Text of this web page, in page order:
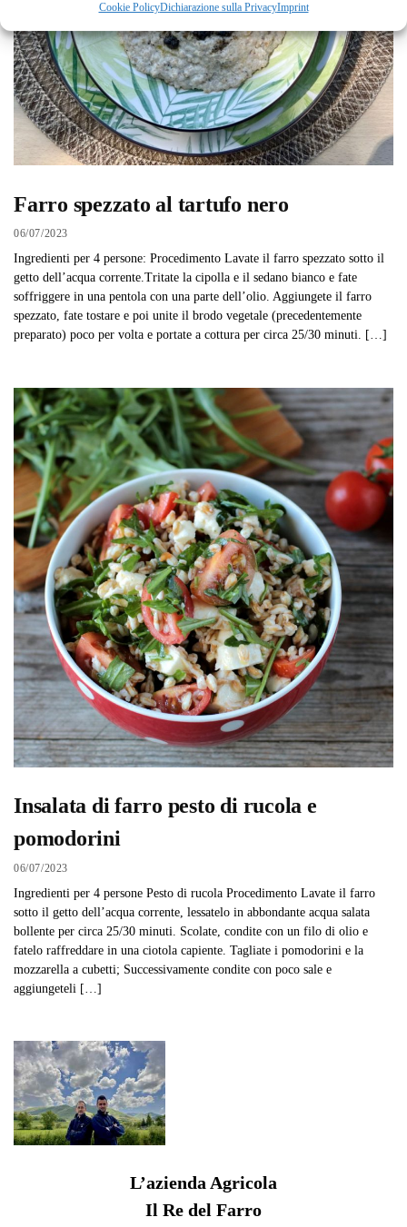
Cookie PolicyDichiarazione sulla PrivacyImprint
Farro spezzato al tartufo nero
06/07/2023
Ingredienti per 4 persone: Procedimento Lavate il farro spezzato sotto il
getto dell’acqua corrente.Tritate la cipolla e il sedano bianco e fate
soffriggere in una pentola con una parte dell’olio. Aggiungete il farro
spezzato, fate tostare e poi unite il brodo vegetale (precedentemente
preparato) poco per volta e portate a cottura per circa 25/30 minuti. […]
Insalata di farro pesto di rucola e
pomodorini
06/07/2023
Ingredienti per 4 persone Pesto di rucola Procedimento Lavate il farro
sotto il getto dell’acqua corrente, lessatelo in abbondante acqua salata
bollente per circa 25/30 minuti. Scolate, condite con un filo di olio e
fatelo raffreddare in una ciotola capiente. Tagliate i pomodorini e la
mozzarella a cubetti; Successivamente condite con poco sale e
aggiungeteli […]
L’azienda Agricola
Il Re del Farro